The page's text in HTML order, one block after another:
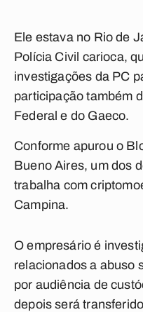
Ele estava no Rio de
Polícia Civil carioca,
investigações da PC
participação também
Federal e do Gaeco.
Conforme apurou o
Bueno Aires, um dos
trabalha com
Campina.
O empresário é
relacionados a abuso
por audiência de
depois será